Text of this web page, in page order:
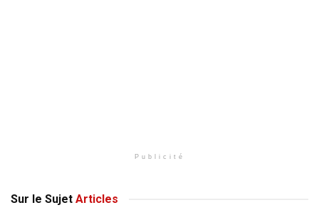
Publicité
Sur le Sujet Articles